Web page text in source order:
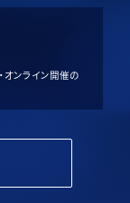
オンライン開催の